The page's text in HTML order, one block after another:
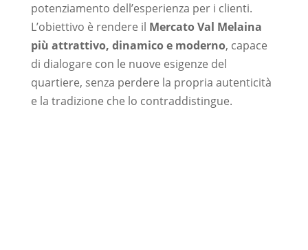
potenziamento dell’esperienza per i clienti.
L’obiettivo è rendere il Mercato Val Melaina
più attrattivo, dinamico e moderno, capace
di dialogare con le nuove esigenze del
quartiere, senza perdere la propria autenticità
e la tradizione che lo contraddistingue.